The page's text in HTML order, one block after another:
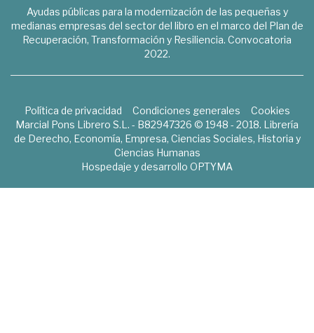
Ayudas públicas para la modernización de las pequeñas y
medianas empresas del sector del libro en el marco del Plan de
Recuperación, Transformación y Resiliencia. Convocatoria
2022.
Política de privacidad Condiciones generales
Cookies
Marcial Pons Librero S.L. - B82947326 © 1948 - 2018. Librería
de Derecho, Economía, Empresa, Ciencias Sociales, Historia y
Ciencias Humanas
Hospedaje y desarrollo OPTYMA